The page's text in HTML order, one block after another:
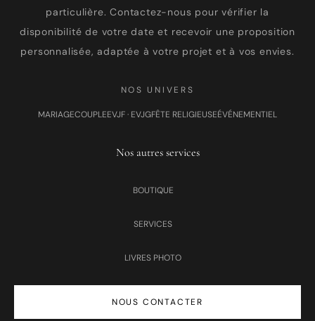
particulière. Contactez-nous pour vérifier la
disponibilité de votre date et recevoir une proposition
personnalisée, adaptée à votre projet et à vos envies.
NOS UNIVERS
MARIAGECOUPLEEVJF · EVJGFÊTE RELIGIEUSEÉVÉNEMENTIEL
Nos autres services
BOUTIQUE
SERVICES
LIVRES PHOTO
NOUS CONTACTER